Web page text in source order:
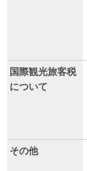
国際観光旅客税
について
その他